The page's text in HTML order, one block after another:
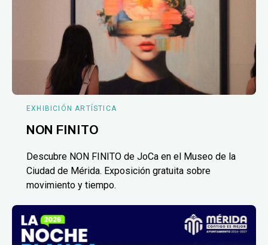
EXHIBICIÓN ARTÍSTICA
NON FINITO
Descubre NON FINITO de JoCa en el Museo de la
Ciudad de Mérida. Exposición gratuita sobre
movimiento y tiempo.